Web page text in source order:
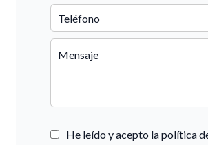
He leído y acepto la política